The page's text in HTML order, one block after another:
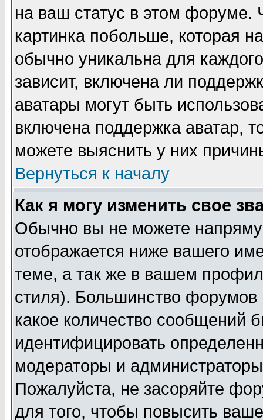
на ваш статус в этом форуме.
картинка побольше, которая
обычно уникальна для
зависит, включена ли
аватары могут быть
включена поддержка аватар,
можете выяснить у них
Вернуться к началу
Как я могу изменить свое
Обычно вы не можете
отображается ниже вашего
теме, а так же в вашем
стиля). Большинство форумов
какое количество сообщений
идентифицировать
модераторы и
Пожалуйста, не засоряйте
для того, чтобы повысить